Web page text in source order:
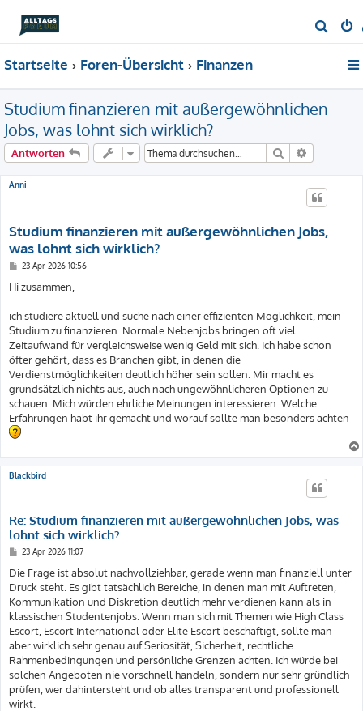
u
Startseite Foren-Übersicht Finanzen
Studium finanzieren mit außergewöhnlichen
Jobs, was lohnt sich wirklich?
Antworten Suche
Anni
Studium finanzieren mit außergewöhnlichen Jobs,
was lohnt sich wirklich?
B
i
t
a
g
23 Apr 2026 10:56
Hi zusammen,
ich studiere aktuell und suche nach einer effizienten Möglichkeit, mein
Studium zu finanzieren. Normale Nebenjobs bringen oft viel
Zeitaufwand für vergleichsweise wenig Geld mit sich. Ich habe schon
öfter gehört, dass es Branchen gibt, in denen die
Verdienstmöglichkeiten deutlich höher sein sollen. Mir macht es
grundsätzlich nichts aus, auch nach ungewöhnlicheren Optionen zu
schauen. Mich würden ehrliche Meinungen interessieren: Welche
Erfahrungen habt ihr gemacht und worauf sollte man besonders achten
Blackbird
Re: Studium finanzieren mit außergewöhnlichen Jobs, was
lohnt sich wirklich?
B
i
t
r
a
g
23 Apr 2026 11:07
Die Frage ist absolut nachvollziehbar, gerade wenn man finanziell unter
Druck steht. Es gibt tatsächlich Bereiche, in denen man mit Auftreten,
Kommunikation und Diskretion deutlich mehr verdienen kann als in
klassischen Studentenjobs. Wenn man sich mit Themen wie High Class
Escort, Escort International oder Elite Escort beschäftigt, sollte man
aber wirklich sehr genau auf Seriosität, Sicherheit, rechtliche
Rahmenbedingungen und persönliche Grenzen achten. Ich würde bei
solchen Angeboten nie vorschnell handeln, sondern nur sehr gründlich
prüfen, wer dahintersteht und ob alles transparent und professionell
wirkt.